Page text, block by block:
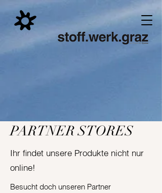
PARTNER STORES
Ihr findet unsere Produkte nicht nur
online!
Besucht doch unseren Partner